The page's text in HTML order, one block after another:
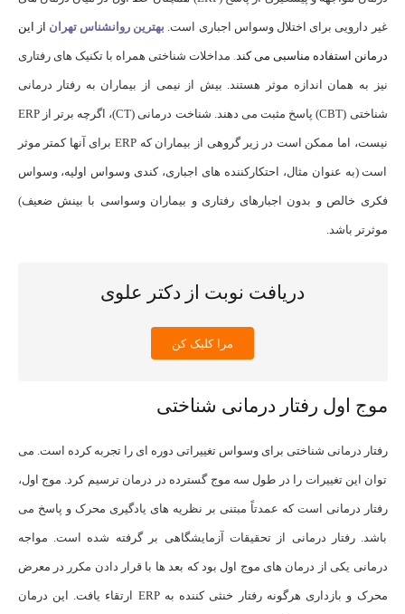
غیر دارویی برای اختلال وسواس اجباری است. بهترین روانشناس تهران از این
درمانن استفاده مناسبی می کند. مداخلات شناختی همراه با تکنیک های رفتاری
نیز به همان اندازه موثر هستند. بیش از نیمی از بیماران به رفتار درمانی
شناختی (CBT) پاسخ مثبت می دهند. شناخت درمانی (CT)، اگرچه برتر از ERP
نیست، اما ممکن است در زیر گروهی از بیماران که ERP برای آنها کمتر موثر
است (به عنوان مثال، احتکارکننده های اجباری، کندی وسواس اولیه، وسواس
فکری خالص و بدون اجبارهای رفتاری و بیماران وسواسی با بینش ضعیف)
موثرتر باشد.
دریافت نوبت از دکتر علوی
مرا کلیک کن
موج اول رفتار درمانی شناختی
رفتار درمانی شناختی برای وسواس تغییراتی دوره ای را تجربه کرده است. می
توان این تغییرات را در طول سه موج گسترده در درمان ترسیم کرد. موج اول،
رفتار درمانی است که عمدتاً مبتنی بر نظریه های یادگیری محرک و پاسخ می
باشد. رفتار درمانی از تحقیقات آزمایشگاهی بر گرفته شده است. مواجه
درمانی یکی از درمان های موج اول بود که بعد ها با قرار دادن مکرر در معرض
محرک و بازداری هرگونه رفتار خنثی کننده به ERP ارتقاء یافت. این درمان